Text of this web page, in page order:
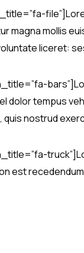
magna mollis
liceret:
dolor tempus
quis nostrud
est